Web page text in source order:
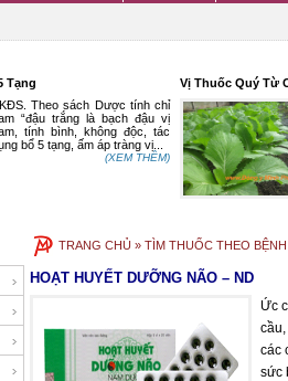
Tạng
Theo sách Dược tính chỉ
“đậu trắng là bạch đậu vị
tính bình, không độc, tác
bổ 5 tạng, ấm áp tràng vị...
(XEM THÊM)
Vị Thuốc Quý Từ
TRANG CHỦ » TÌM THUỐC THEO
HOẠT HUYẾT DƯỠNG NÃO – ND
Ức
các
sức